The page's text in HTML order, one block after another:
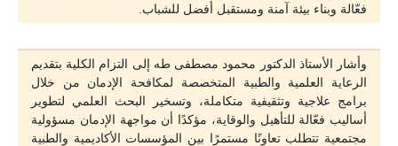
فعّالة وبناء بيئة آمنة ومستقبل أفضل للشباب.
وأشار الأستاذ الدكتور محمود مصطفى طه إلى التزام الكلية بتقديم
الرعاية العلمية والطبية المتخصصة لمكافحة الإدمان من خلال
برامج علاجية وتثقيفية متكاملة، وتسخير البحث العلمي لتطوير
أساليب فعّالة للتأهيل والوقاية، مؤكدًا أن مواجهة الإدمان مسؤولية
مجتمعية تتطلب تعاونًا مستمرًا بين المؤسسات الأكاديمية والطبية